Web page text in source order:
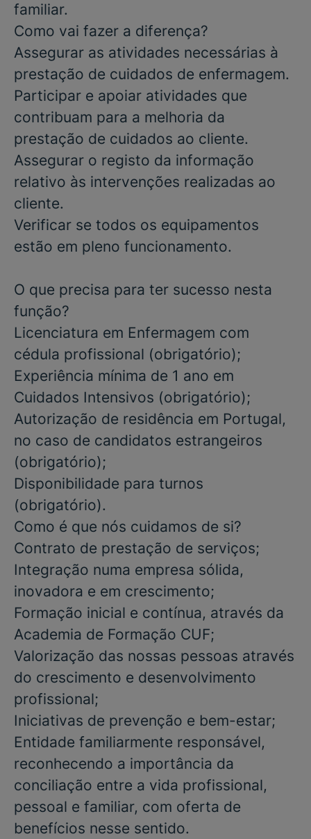
familiar.
Como vai fazer a diferença?
Assegurar as atividades necessárias à
prestação de cuidados de enfermagem.
Participar e apoiar atividades que
contribuam para a melhoria da
prestação de cuidados ao cliente.
Assegurar o registo da informação
relativo às intervenções realizadas ao
cliente.
Verificar se todos os equipamentos
estão em pleno funcionamento.
O que precisa para ter sucesso nesta
função?
Licenciatura em Enfermagem com
cédula profissional (obrigatório);
Experiência mínima de 1 ano em
Cuidados Intensivos (obrigatório);
Autorização de residência em Portugal,
no caso de candidatos estrangeiros
(obrigatório);
Disponibilidade para turnos
(obrigatório).
Como é que nós cuidamos de si?
Contrato de prestação de serviços;
Integração numa empresa sólida,
inovadora e em crescimento;
Formação inicial e contínua, através da
Academia de Formação CUF;
Valorização das nossas pessoas através
do crescimento e desenvolvimento
profissional;
Iniciativas de prevenção e bem-estar;
Entidade familiarmente responsável,
reconhecendo a importância da
conciliação entre a vida profissional,
pessoal e familiar, com oferta de
benefícios nesse sentido.